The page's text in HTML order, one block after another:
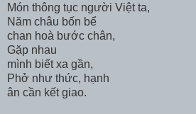
Món thông tục người Việt ta,
Năm châu bốn bể
chan hoà bước chân,
Gặp nhau
mình biết xa gần,
Phở như thức, hạnh
ân cần kết giao.